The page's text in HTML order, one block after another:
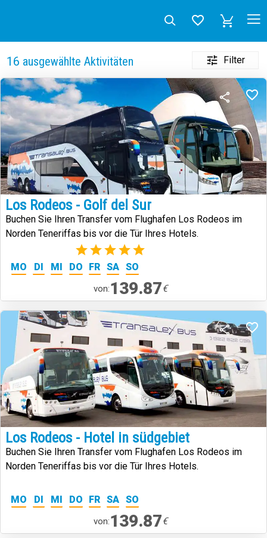
16 ausgewählte Aktivitäten Filter
Los Rodeos - Golf del Sur
Buchen Sie Ihren Transfer vom Flughafen Los Rodeos im
Norden Teneriffas bis vor die Tür Ihres Hotels.
(4)
MO DI MI DO FR SA SO
von:139.87€
Los Rodeos - Hotel in südgebiet
Buchen Sie Ihren Transfer vom Flughafen Los Rodeos im
Norden Teneriffas bis vor die Tür Ihres Hotels.
MO DI MI DO FR SA SO
von:139.87€